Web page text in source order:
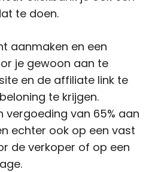
te doen.
aanmaken en een
je gewoon aan te
en de affiliate link te
te krijgen.
vergoeding van 65% aan
echter ook op een vast
de verkoper of op een